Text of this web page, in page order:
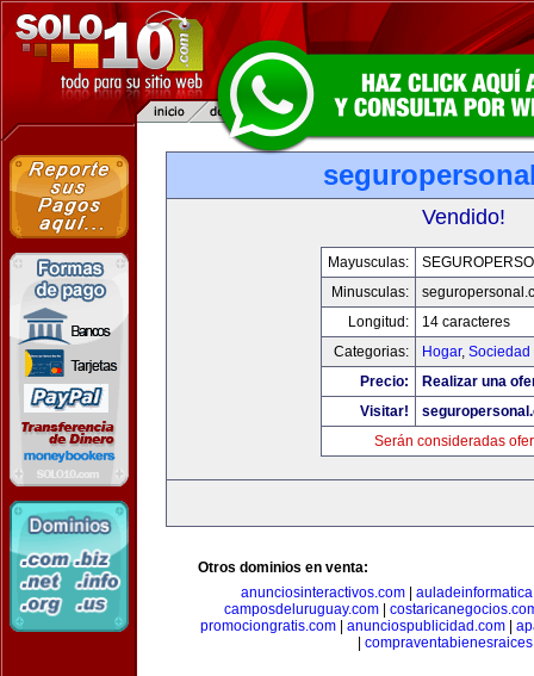
Vendido!
Mayusculas:
Minusculas:
Longitud:
14 caracteres
Categorias:
Hogar, Sociedad
Precio:
Realizar una
Visitar!
Serán consideradas
Otros dominios en venta:
anunciosinteractivos.com|
camposdeluruguay.com|
promociongratis.com
anunciospublicidad.com